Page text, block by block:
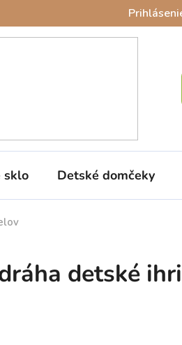
sklo Detské domčeky
detské